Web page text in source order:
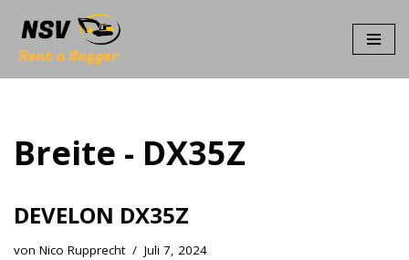
Zum
Breite - DX35Z
DEVELON DX35Z
von Nico Rupprecht Juli 7, 2024